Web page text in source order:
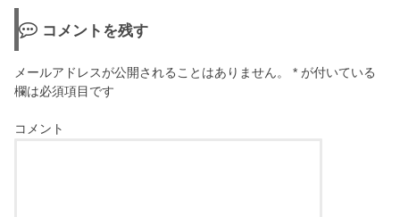
コメントを残す
メールアドレスが公開されることはありません。 * が付いている
欄は必須項目です
コメント